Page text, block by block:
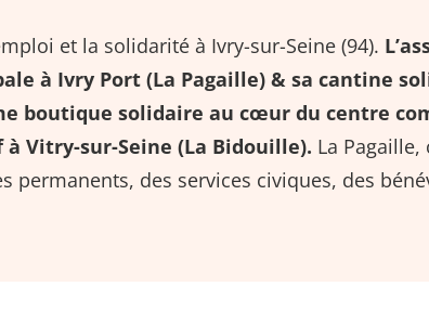
et la solidarité à Ivry-sur-Seine (94).
à Ivry Port (La Pagaille) &sa cantine
boutique solidaire au cœur du centre
Vitry-sur-Seine (La Bidouille). La Pagaille,
permanents, des services civiques, des